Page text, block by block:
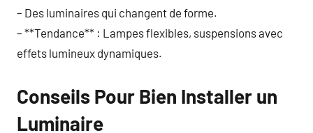
– Des luminaires qui changent de forme.
– **Tendance** : Lampes flexibles, suspensions avec
effets lumineux dynamiques.
Conseils Pour Bien Installer un
Luminaire